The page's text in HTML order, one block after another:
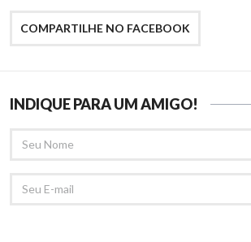
COMPARTILHE NO FACEBOOK
INDIQUE PARA UM AMIGO!
NOME
EMAIL